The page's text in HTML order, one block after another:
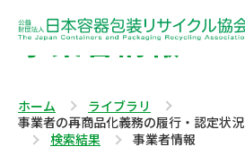
事業者情報
ホーム
ライブラリ
事業者の再商品化義務の履行・認定状況
検索結果
事業者情報